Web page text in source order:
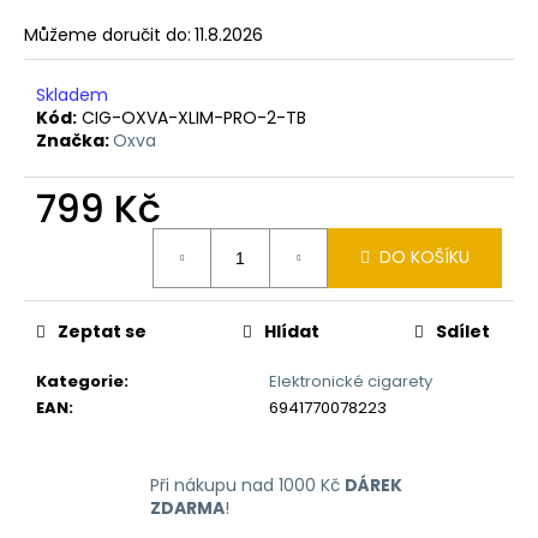
Můžeme doručit do: 11.8.2026
Skladem
Kód: CIG-OXVA-XLIM-PRO-2-TB
Značka:Oxva
799 Kč
DO KOŠÍKU
Kategorie:
Elektronické cigarety
EAN: 6941770078223
Zeptat se Hlídat Sdílet
Při nákupu nad 1000 Kč DÁREK
ZDARMA!
m
e
LIO
NANO
ELEKTRONICKÁ
CIGARETA
PASSION
169
Kč